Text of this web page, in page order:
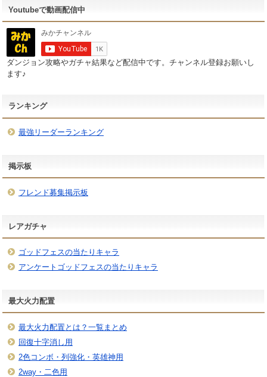
Youtubeで動画配信中
ダンジョン攻略やガチャ結果など配信中です。チャンネル登録お願いし
ます♪
ランキング
最強リーダーランキング
掲示板
フレンド募集掲示板
レアガチャ
ゴッドフェスの当たりキャラ
アンケートゴッドフェスの当たりキャラ
最大火力配置
最大火力配置とは？一覧まとめ
回復十字消し用
2色コンボ・列強化・英雄神用
2way・二色用